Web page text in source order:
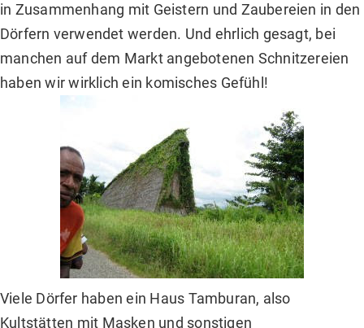
in Zusammenhang mit Geistern und Zaubereien in den
Dörfern verwendet werden. Und ehrlich gesagt, bei
manchen auf dem Markt angebotenen Schnitzereien
haben wir wirklich ein komisches Gefühl!
Viele Dörfer haben ein Haus Tamburan, also
Kultstätten mit Masken und sonstigen